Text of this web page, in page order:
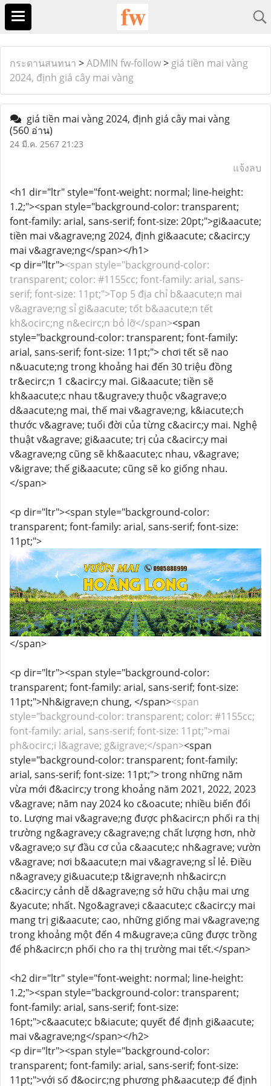
กระดานสนทนา >ADMIN fw-follow> giá tiền mai vàng
2024, định giá cây mai vàng
giá tiền mai vàng 2024, định giá cây mai vàng
(560 อ่าน)
24 มี.ค. 2567 21:23
แจ้งลบ
<h1 dir="ltr" style="font-weight: normal; line-height:
1.2;"><span style="background-color: transparent;
font-family: arial, sans-serif; font-size: 20pt;">gi&aacute;
tiền mai v&agrave;ng 2024, định gi&aacute; c&acirc;y
mai v&agrave;ng</span></h1>
<p dir="ltr"><span style="background-color:
transparent; color: #1155cc; font-family: arial, sans-
serif; font-size: 11pt;">Top 5 địa chỉ b&aacute;n mai
v&agrave;ng sỉ gi&aacute; tốt b&aacute;n tết
kh&ocirc;ng n&ecirc;n bỏ lỡ</span><span
style="background-color: transparent; font-family:
arial, sans-serif; font-size: 11pt;"> chơi tết sẽ nao
n&uacute;ng trong khoảng hai đến 30 triệu đồng
tr&ecirc;n 1 c&acirc;y mai. Gi&aacute; tiền sẽ
kh&aacute;c nhau t&ugrave;y thuộc v&agrave;o
d&aacute;ng mai, thế mai v&agrave;ng, k&iacute;ch
thước v&agrave; tuổi đời của từng c&acirc;y mai. Nghệ
thuật v&agrave; gi&aacute; trị của c&acirc;y mai
v&agrave;ng cũng sẽ kh&aacute;c nhau, v&agrave;
v&igrave; thế gi&aacute; cũng sẽ ko giống nhau.
</span>
<p dir="ltr"><span style="background-color:
transparent; font-family: arial, sans-serif; font-size:
11pt;">
</span>
<p dir="ltr"><span style="background-color:
transparent; font-family: arial, sans-serif; font-size:
11pt;">Nh&igrave;n chung, </span><span
style="background-color: transparent; color: #1155cc;
font-family: arial, sans-serif; font-size: 11pt;">mai
ph&ocirc;i l&agrave; g&igrave;</span><span
style="background-color: transparent; font-family:
arial, sans-serif; font-size: 11pt;"> trong những năm
vừa mới đ&acirc;y trong khoảng năm 2021, 2022, 2023
v&agrave; năm nay 2024 ko c&oacute; nhiều biến đổi
to. Lượng mai v&agrave;ng được ph&acirc;n phối ra thị
trường ng&agrave;y c&agrave;ng chất lượng hơn, nhờ
v&agrave;o sự đầu cơ của c&aacute;c nh&agrave; vườn
v&agrave; nơi b&aacute;n mai v&agrave;ng sỉ lẻ. Điều
n&agrave;y gi&uacute;p t&igrave;nh nh&acirc;n
c&acirc;y cảnh dễ d&agrave;ng sở hữu chậu mai ưng
&yacute; nhất. Ngo&agrave;i c&aacute;c c&acirc;y mai
mang trị gi&aacute; cao, những giống mai v&agrave;ng
trong khoảng một đến 4 m&ugrave;a cũng được trồng
để ph&acirc;n phối cho ra thị trường mai tết.</span>
<h2 dir="ltr" style="font-weight: normal; line-height:
1.2;"><span style="background-color: transparent;
font-family: arial, sans-serif; font-size:
16pt;">c&aacute;c b&iacute; quyết để định gi&aacute;
mai v&agrave;ng</span></h2>
<p dir="ltr"><span style="background-color:
transparent; font-family: arial, sans-serif; font-size:
11pt;">với số đ&ocirc;ng phương ph&aacute;p để định